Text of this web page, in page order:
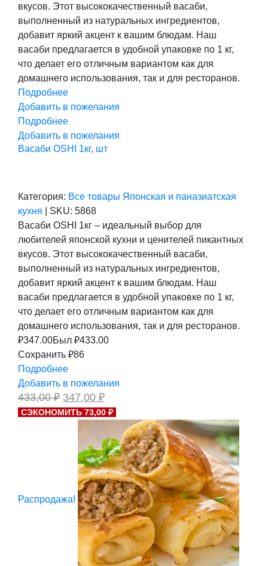
вкусов. Этот высококачественный васаби,
выполненный из натуральных ингредиентов,
добавит яркий акцент к вашим блюдам. Наш
васаби предлагается в удобной упаковке по 1 кг,
что делает его отличным вариантом как для
домашнего использования, так и для ресторанов.
Подробнее
Добавить в пожелания
Подробнее
Добавить в пожелания
Васаби OSHI 1кг, шт
Категория: Все товары Японская и паназиатская
кухня
SKU: 5868
Васаби OSHI 1кг – идеальный выбор для
любителей японской кухни и ценителей пикантных
вкусов. Этот высококачественный васаби,
выполненный из натуральных ингредиентов,
добавит яркий акцент к вашим блюдам. Наш
васаби предлагается в удобной упаковке по 1 кг,
что делает его отличным вариантом как для
домашнего использования, так и для ресторанов.
₽347.00Был ₽433.00
Сохранить ₽86
Подробнее
Добавить в пожелания
433,00₽ Первоначальная
цена
составляла
433,00 ₽.
347,00 ₽Текущая
цена:
347,00 ₽.
СЭКОНОМИТЬ 73,00 ₽
Распродажа!